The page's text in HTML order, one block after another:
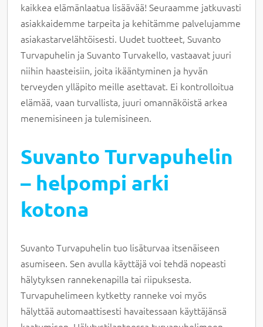
kaikkea elämänlaatua lisäävää! Seuraamme jatkuvasti
asiakkaidemme tarpeita ja kehitämme palvelujamme
asiakastarvelähtöisesti. Uudet tuotteet, Suvanto
Turvapuhelin ja Suvanto Turvakello, vastaavat juuri
niihin haasteisiin, joita ikääntyminen ja hyvän
terveyden ylläpito meille asettavat. Ei kontrolloitua
elämää, vaan turvallista, juuri omannäköistä arkea
menemisineen ja tulemisineen.
Suvanto Turvapuhelin
– helpompi arki
kotona
Suvanto Turvapuhelin tuo lisäturvaa itsenäiseen
asumiseen. Sen avulla käyttäjä voi tehdä nopeasti
hälytyksen rannekenapilla tai riipuksesta.
Turvapuhelimeen kytketty ranneke voi myös
hälyttää automaattisesti havaitessaan käyttäjänsä